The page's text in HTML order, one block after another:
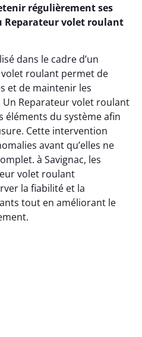
régulièrement ses
Reparateur volet roulant
dans le cadre d’un
roulant permet de
et de maintenir les
Reparateur volet roulant
du système afin
Cette intervention
avant qu’elles ne
à Savignac, les
volet roulant
la fiabilité et la
tout en améliorant le